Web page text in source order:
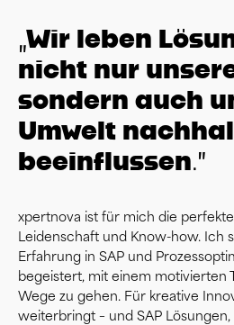
„Wir leben
nicht nur
sondern auch
Umwelt
beeinflussen.”
xpertnova ist für mich die
Leidenschaft und Know-how. Ich
Erfahrung in SAP und
begeistert, mit einem motivierten
Wege zu gehen. Für kreative
weiterbringt – und SAP